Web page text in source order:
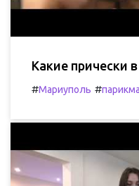
Какие прически
#Мариуполь #